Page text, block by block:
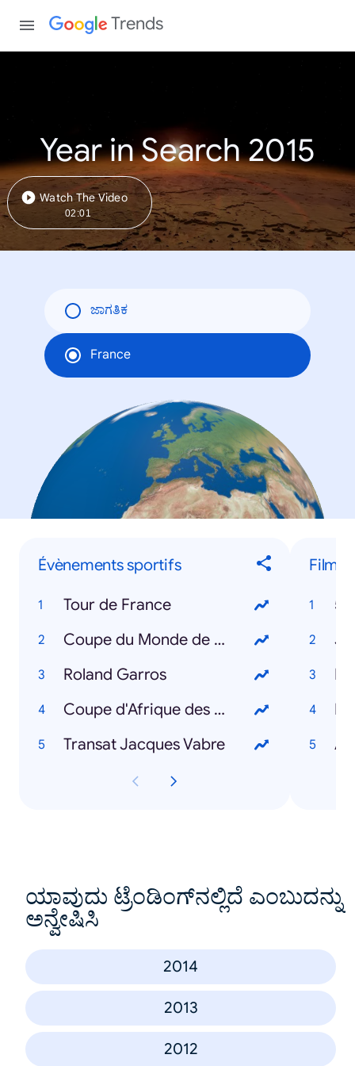
Trends
Year in Search 2015
Watch The Video
02:01
ಜಾಗತಿಕ
France
Évènements sportifs
Tour de France
Coupe du Monde de Rugby
Roland Garros
Coupe d'Afrique des nations
Transat Jacques Vabre
Films
ಯಾವುದು ಟ್ರೆಂಡಿಂಗ್‌ನಲ್ಲಿದೆ ಎಂಬುದನ್ನು
ಅನ್ವೇಷಿಸಿ
2014
2013
2012